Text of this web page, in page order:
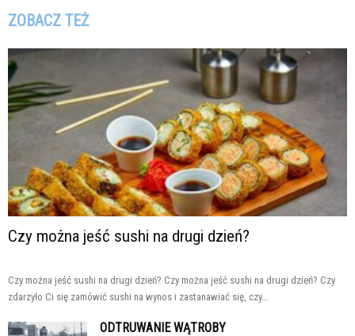
ZOBACZ TEŻ
Czy można jeść sushi na drugi dzień?
Czy można jeść sushi na drugi dzień? Czy można jeść sushi na drugi dzień? Czy
zdarzyło Ci się zamówić sushi na wynos i zastanawiać się, czy...
ODTRUWANIE WĄTROBY